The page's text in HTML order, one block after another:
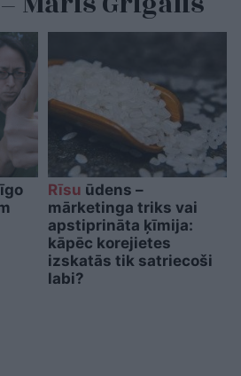
Rīsu ūdens –
mārketinga triks vai
apstiprināta ķīmija:
kāpēc korejietes
izskatās tik satriecoši
labi?